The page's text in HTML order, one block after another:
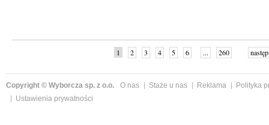
1 2 3 4 5 6 ... 260
Copyright © Wyborcza sp. z o.o. O nas Staże u nas Reklama
Polityka
Ustawienia prywatności